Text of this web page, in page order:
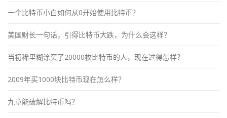
一个比特币小白如何从0开始使用比特币？
美国财长一句话，引得比特币大跌，为什么会这样？
当初稀里糊涂买了20000枚比特币的人，现在过得怎样？
2009年买1000块比特币现在怎么样？
九章能破解比特币吗？